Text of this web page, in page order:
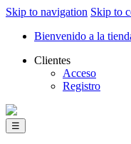
Skip to navigation Skip to
Bienvenido a la
Clientes
Acceso
Registro
☰